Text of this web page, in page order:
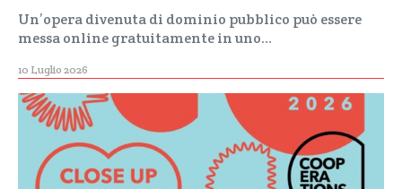
Un’opera divenuta di dominio pubblico può essere
messa online gratuitamente in uno…
10 Luglio 2026